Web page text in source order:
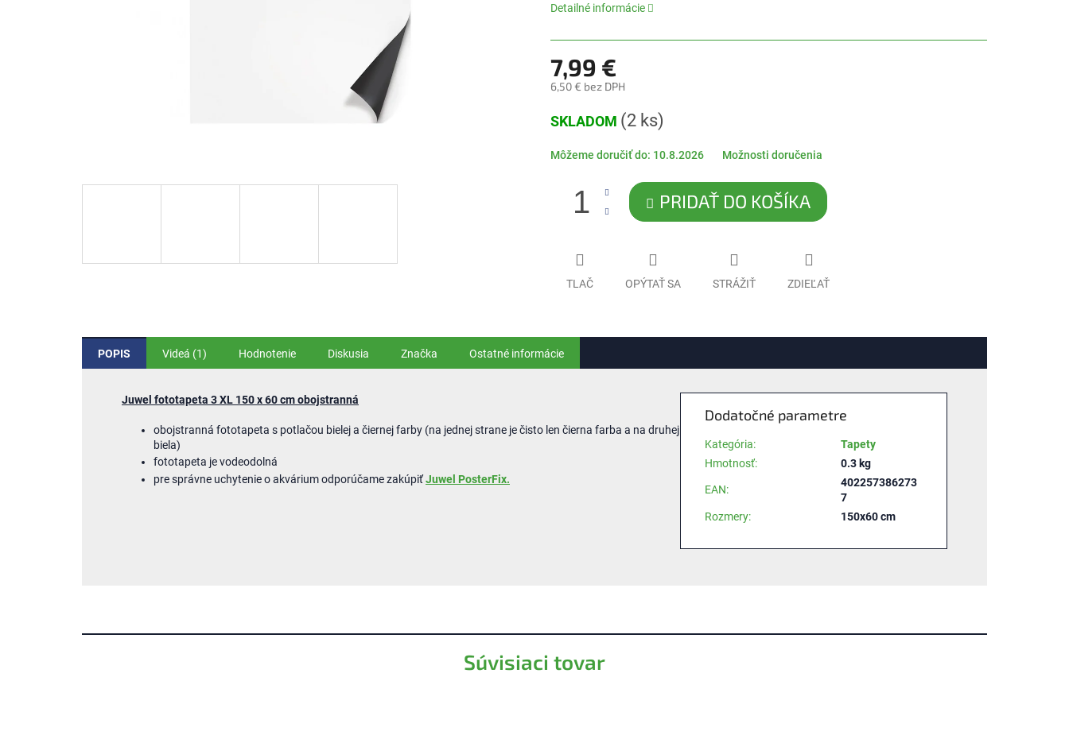
0,0
5
Detailné informácie
7,99 €
6,50 € bez DPH
cena:
SKLADOM (2 ks)
Môžeme doručiť do: 10.8.2026 Možnosti doručenia
PRIDAŤ DO KOŠÍKA
TLAČ OPÝTAŤ SA STRÁŽIŤ ZDIEĽAŤ
Súvisiaci tovar
POPIS Videá (1) Hodnotenie Diskusia Značka Ostatné informácie
Juwel fototapeta 3 XL 150 x 60 cm obojstranná
obojstranná fototapeta s potlačou bielej a čiernej farby (na jednej strane je čisto len čierna farba a na druhej
biela)
fototapeta je vodeodolná
pre správne uchytenie o akvárium odporúčame zakúpiťJuwel PosterFix.
Dodatočné parametre
Kategória:
Tapety
Hmotnosť: 0.3 kg
EAN:
402257386273
7
Rozmery: 150x60 cm